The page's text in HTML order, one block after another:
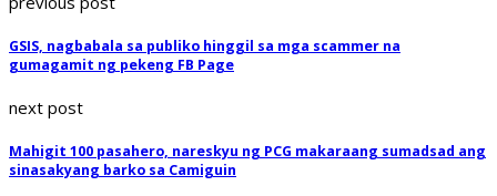
GSIS, nagbabala sa publiko hinggil sa mga scammer na
gumagamit ng pekeng FB Page
next post
Mahigit 100 pasahero, nareskyu ng PCG makaraang sumadsad ang
sinasakyang barko sa Camiguin